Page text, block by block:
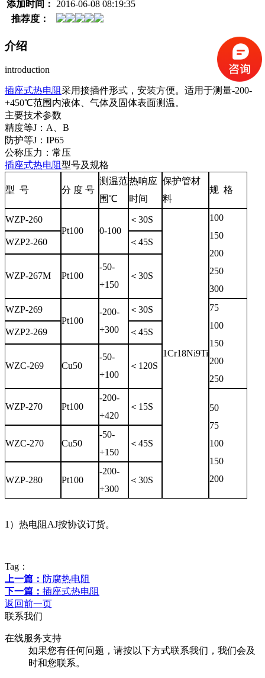
添加时间：
2016-06-08 08:19:35
推荐度：
介绍
introduction
插座式热电阻采用接插件形式，安装方便。适用于测量-200-
+450℃范围内液体、气体及固体表面测温。
主要技术参数
精度等J：A、B
防护等J：IP65
公称压力：常压
插座式热电阻型号及规格
型 号 分 度 号
测温范
围℃
热响应
时间
保护管材
料
规 格
WZP-260
Pt100
0-100
＜30S
1Cr18Ni9Ti
100
150
200
250
300
WZP2-260 ＜45S
WZP-267M Pt100
-50-
+150
＜30S
WZP-269
Pt100
-200-
+300
＜30S
75
100
150
200
250
WZP2-269 ＜45S
WZC-269 Cu50
-50-
+100
＜120S
WZP-270 Pt100
-200-
+420
＜15S
50
75
100
150
200
WZC-270 Cu50
-50-
+150
＜45S
WZP-280 Pt100
-200-
+300
＜30S
1）热电阻AJ按协议订货。
Tag：
上一篇： 防腐热电阻
下一篇： 插座式热电阻
返回前一页
联系我们
在线服务支持
如果您有任何问题，请按以下方式联系我们，我们会及
时和您联系。